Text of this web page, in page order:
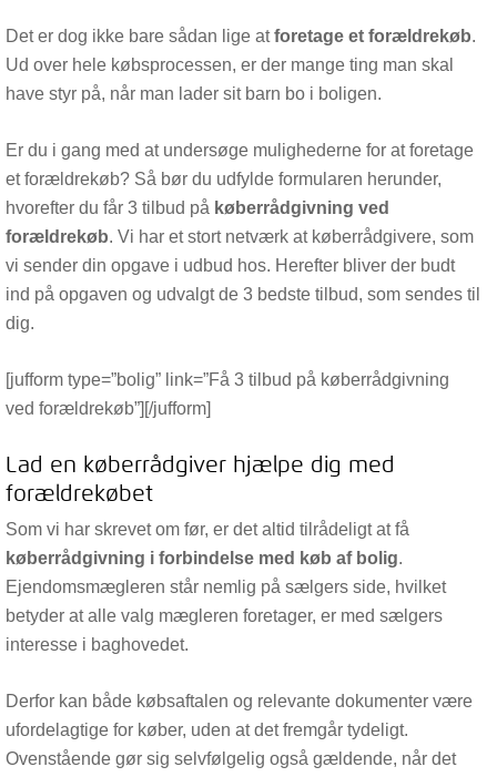
Det er dog ikke bare sådan lige atforetage et forældrekøb.
Ud over hele købsprocessen, er der mange ting man skal
have styr på, når man lader sit barn bo i boligen.
Er du i gang med at undersøge mulighederne for at foretage
et forældrekøb? Så bør du udfylde formularen herunder,
hvorefter du får 3 tilbud på køberrådgivning ved
forældrekøb. Vi har et stort netværk at køberrådgivere, som
vi sender din opgave i udbud hos. Herefter bliver der budt
ind på opgaven og udvalgt de 3 bedste tilbud, som sendes til
dig.
[jufform type=”bolig” link=”Få 3 tilbud på køberrådgivning
ved forældrekøb”][/jufform]
Lad en køberrådgiver hjælpe dig med
forældrekøbet
Som vi har skrevet om før, er det altid tilrådeligt at få
køberrådgivning i forbindelse med køb af bolig.
Ejendomsmægleren står nemlig på sælgers side, hvilket
betyder at alle valg mægleren foretager, er med sælgers
interesse i baghovedet.
Derfor kan både købsaftalen og relevante dokumenter være
ufordelagtige for køber, uden at det fremgår tydeligt.
Ovenstående gør sig selvfølgelig også gældende, når det